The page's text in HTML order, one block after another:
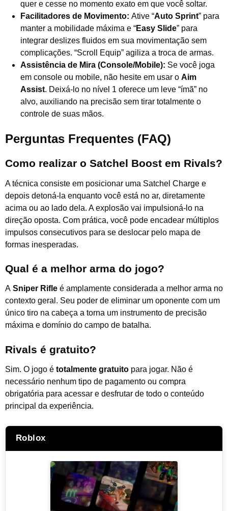
quer e cesse no momento exato em que você soltar.
Facilitadores de Movimento: Ative “Auto Sprint” para
manter a mobilidade máxima e “Easy Slide” para
integrar deslizes fluidos em sua movimentação sem
complicações. “Scroll Equip” agiliza a troca de armas.
Assistência de Mira (Console/Mobile): Se você joga
em console ou mobile, não hesite em usar o Aim
Assist. Deixá-lo no nível 1 oferece um leve “ímã” no
alvo, auxiliando na precisão sem tirar totalmente o
controle de suas mãos.
Perguntas Frequentes (FAQ)
Como realizar o Satchel Boost em Rivals?
A técnica consiste em posicionar uma Satchel Charge e
depois detoná-la enquanto você está no ar, diretamente
acima ou ao lado dela. A explosão vai impulsioná-lo na
direção oposta. Com prática, você pode encadear múltiplos
impulsos consecutivos para se deslocar pelo mapa de
formas inesperadas.
Qual é a melhor arma do jogo?
A Sniper Rifle é amplamente considerada a melhor arma no
contexto geral. Seu poder de eliminar um oponente com um
único tiro na cabeça a torna um instrumento de precisão
máxima e domínio do campo de batalha.
Rivals é gratuito?
Sim. O jogo é totalmente gratuito para jogar. Não é
necessário nenhum tipo de pagamento ou compra
obrigatória para acessar e desfrutar de todo o conteúdo
principal da experiência.
Roblox